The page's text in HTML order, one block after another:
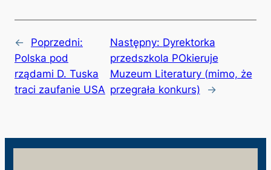
←
Poprzedni:
Polska pod
rządami D. Tuska
traci zaufanie USA
Następny: Dyrektorka
przedszkola POkieruje
Muzeum Literatury (mimo, że
przegrała konkurs)
→